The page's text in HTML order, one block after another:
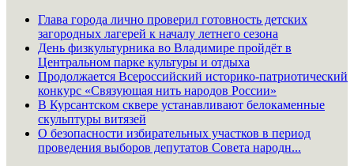
Глава города лично проверил готовность детских
загородных лагерей к началу летнего сезона
День физкультурника во Владимире пройдёт в
Центральном парке культуры и отдыха
Продолжается Всероссийский историко-патриотический
конкурс «Связующая нить народов России»
В Курсантском сквере устанавливают белокаменные
скульптуры витязей
О безопасности избирательных участков в период
проведения выборов депутатов Совета народн...